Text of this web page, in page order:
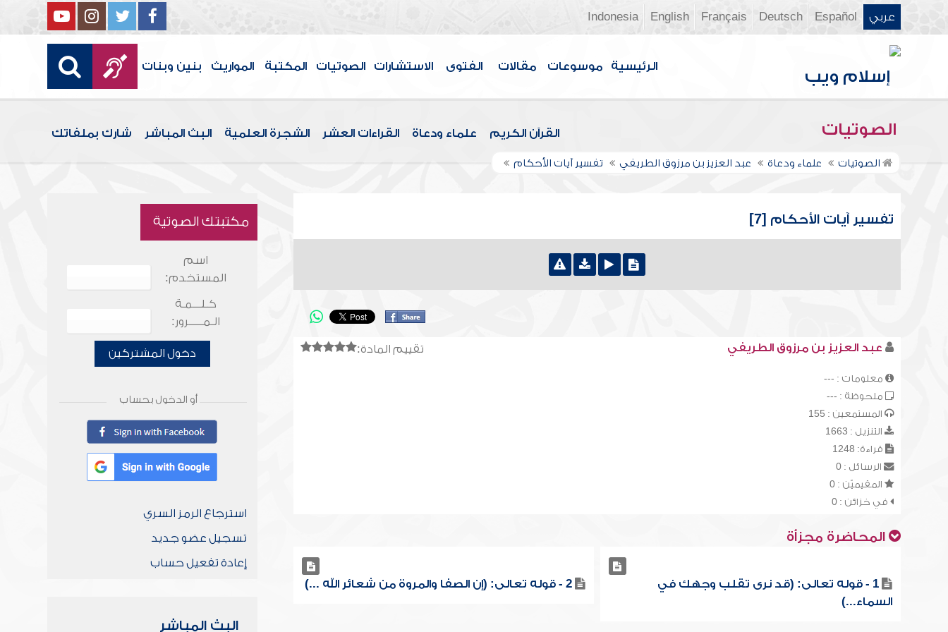
عربي Español
Deutsch
Français
English
Indonesia
الرئيسية موسوعات مقالات الفتوى الاستشارات الصوتيات المكتبة المواريث بنين وبنات
الصوتيات القرآن الكريم علماء ودعاة القراءات العشر الشجرة العلمية البث المباشر شارك بملفاتك
الصوتيات علماء ودعاة عبد العزيز بن مرزوق الطريفي تفسير آيات الأحكام
تفسير آيات الأحكام [7]
تقييم المادة: عبد العزيز بن مرزوق الطريفي
معلومات : ---
ملحوظة : ---
المستمعين : 155
التنزيل : 1663
قراءة: 1248
الرسائل : 0
المقيميّن : 0
في خزائن : 0
المحاضرة مجزأة
1 - قوله تعالى: (قد نرى تقلب وجهك في
السماء...)
2 - قوله تعالى: (إن الصفا والمروة من شعائر الله ...)
مكتبتك الصوتية
اسم
المستخدم:
كـلـــمـة
الـمـــــرور:
دخول المشتركين
أو الدخول بحساب
استرجاع الرمز السري
تسجيل عضو جديد
إعادة تفعيل حساب
البث المباشر